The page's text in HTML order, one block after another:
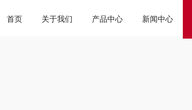
首页 关于我们 产品中心 新闻中心